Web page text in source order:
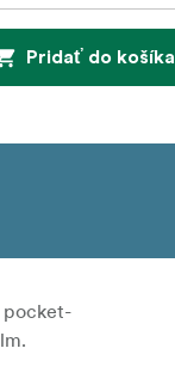
Pridať do košíka